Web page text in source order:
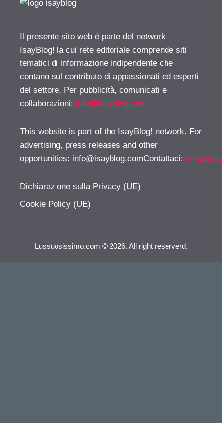
Il presente sito web è parte del network
IsayBlog! la cui rete editoriale comprende siti
tematici di informazione indipendente che
contano sul contributo di appassionati ed esperti
del settore. Per pubblicità, comunicati e
collaborazioni: info@isayblog.com
This website is part of the IsayBlog! network. For
advertising, press releases and other
opportunities: info@isayblog.comContattaci:
Dichiarazione sulla Privacy (UE)
Cookie Policy (UE)
Lussuosissimo.com © 2026. All right reserverd.